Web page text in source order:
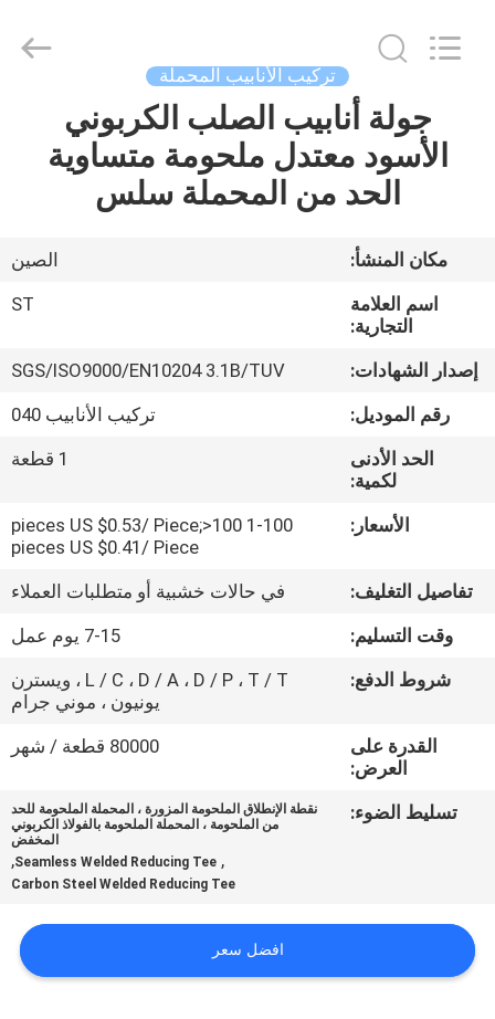
منزل
المنتجات
أشرطة
فيديو
عرض
الواقع
الافتراضي
جولة
المعمل
الجودة
أخبار
Shengtian
تركيب الأنابيب المحملة
جولة أنابيب الصلب الكربوني
الأسود معتدل ملحومة متساوية
الحد من المحملة سلس
مكان المنشأ:
الصين
اسم العلامة
التجارية:
ST
إصدار الشهادات:
SGS/ISO9000/EN10204 3.1B/TUV
رقم الموديل:
تركيب الأنابيب 040
الحد الأدنى
لكمية:
1 قطعة
الأسعار:
1-100 pieces US $0.53/ Piece;>100
pieces US $0.41/ Piece
تفاصيل التغليف:
في حالات خشبية أو متطلبات العملاء
وقت التسليم:
7-15 يوم عمل
شروط الدفع:
L / C ، D / A ، D / P ، T / T ، ويسترن
يونيون ، موني جرام
القدرة على
العرض:
80000 قطعة / شهر
تسليط الضوء:
نقطة الإنطلاق الملحومة المزورة ، المحملة الملحومة للحد
من الملحومة ، المحملة الملحومة بالفولاذ الكربوني
المخفض
,
Seamless Welded Reducing Tee
,
Carbon Steel Welded Reducing Tee
افضل سعر